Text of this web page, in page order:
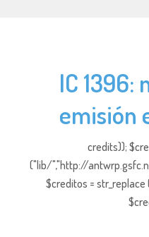
IC 1396:
emisión
credits));
("lib/","http://
$creditos =